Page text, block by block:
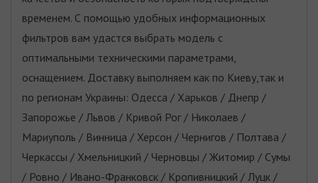
временем. С помощью удобных информационных
фильтров вам удастся выбрать модель с
оптимальными техническими параметрами,
оснащением. Доставку выполняем как по Киеву,так и
по регионам Украины: Одесса / Харьков / Днепр /
Запорожье / Львов / Кривой Рог / Николаев /
Мариуполь / Винница / Херсон / Чернигов / Полтава /
Черкассы / Хмельницкий / Черновцы / Житомир / Сумы
/ Ровно / Ивано-Франковск / Кропивницкий / Луцк /